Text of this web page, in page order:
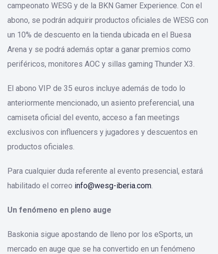
campeonato WESG y de la BKN Gamer Experience. Con el
abono, se podrán adquirir productos oficiales de WESG con
un 10% de descuento en la tienda ubicada en el Buesa
Arena y se podrá además optar a ganar premios como
periféricos, monitores AOC y sillas gaming Thunder X3.
El abono VIP de 35 euros incluye además de todo lo
anteriormente mencionado, un asiento preferencial, una
camiseta oficial del evento, acceso a fan meetings
exclusivos con influencers y jugadores y descuentos en
productos oficiales.
Para cualquier duda referente al evento presencial, estará
habilitado el correo info@wesg-iberia.com.
Un fenómeno en pleno auge
Baskonia sigue apostando de lleno por los eSports, un
mercado en auge que se ha convertido en un fenómeno